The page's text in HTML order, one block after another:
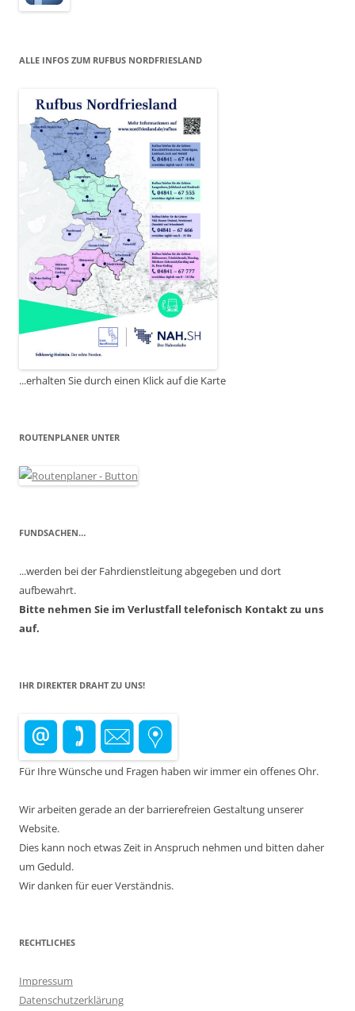
ALLE INFOS ZUM RUFBUS NORDFRIESLAND
...erhalten Sie durch einen Klick auf die Karte
ROUTENPLANER UNTER
FUNDSACHEN…
...werden bei der Fahrdienstleitung abgegeben und dort
aufbewahrt.
Bitte nehmen Sie im Verlustfall telefonisch Kontakt zu uns
auf.
IHR DIREKTER DRAHT ZU UNS!
Für Ihre Wünsche und Fragen haben wir immer ein offenes Ohr.
Wir arbeiten gerade an der barrierefreien Gestaltung unserer
Website.
Dies kann noch etwas Zeit in Anspruch nehmen und bitten daher
um Geduld.
Wir danken für euer Verständnis.
RECHTLICHES
Impressum
Datenschutzerklärung